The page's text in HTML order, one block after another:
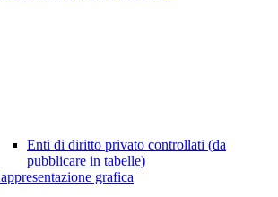
Enti di diritto privato controllati (da
pubblicare in tabelle)
grafica